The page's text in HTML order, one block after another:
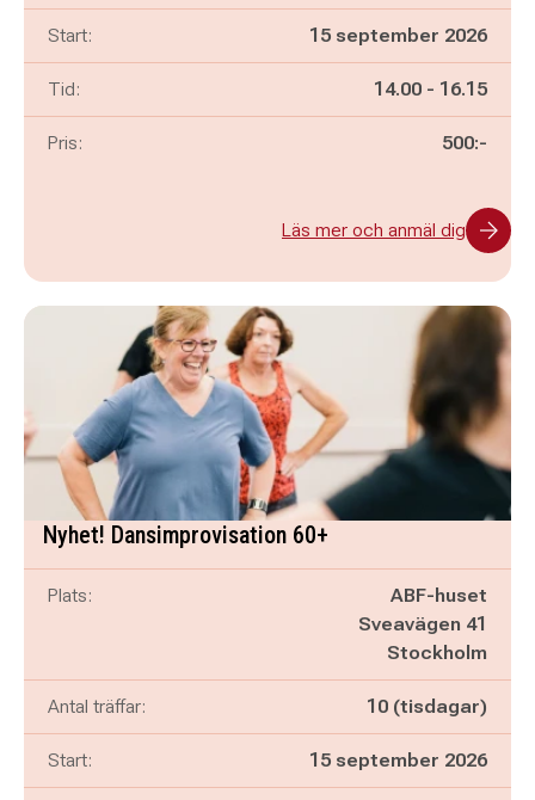
Start: 15 september 2026
Tid: Pågår mellan
14.00 - och
16.15
Pris: 500:-
Läs mer och anmäl dig
Nyhet! Dansimprovisation 60+
Plats:
ABF-huset
Sveavägen 41
Stockholm
Antal träffar: 10 (tisdagar)
Start: 15 september 2026